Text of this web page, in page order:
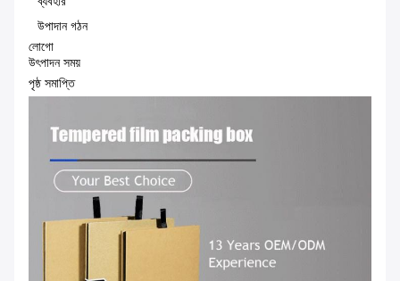
উপাদান গঠন
লোগো
উৎপাদন সময়
পৃষ্ঠ সমাপ্তি